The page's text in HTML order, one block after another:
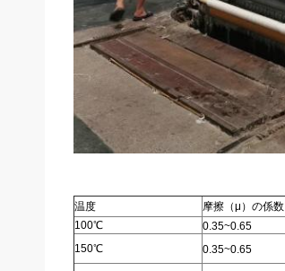
温度 摩擦（μ）の係数
100℃
0.35~0.65
150℃ 0.35~0.65